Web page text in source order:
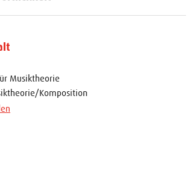
Musiktheorie
Komposition